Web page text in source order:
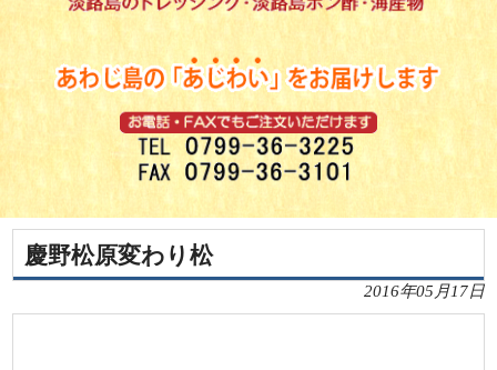
トップ
慶野松原変わり松
2016年05月17日